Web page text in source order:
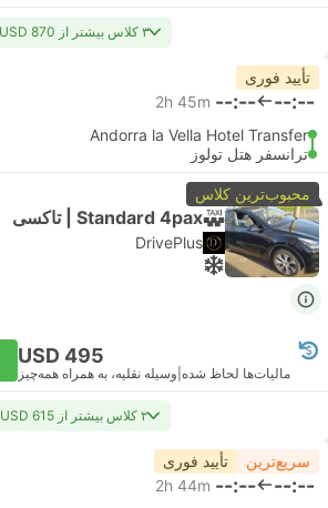
۳ کلاس بیشتر از USD 870
تأیید فوری
--:--
--:--
2h 45m
Andorra la Vella Hotel Transfer
ترانسفر هتل تولوز
محبوب‌ترین کلاس
Standard 4pax | تاکسی
DrivePlus
USD 495
مالیات‌ها لحاظ شده وسیله نقلیه، به همراه همه‌چیز
۲ کلاس بیشتر از USD 615
سریع‌ترین تأیید فوری
--:--
--:--
2h 44m